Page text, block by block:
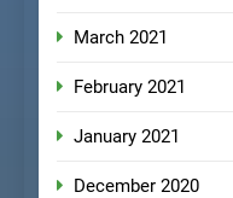
March 2021
February 2021
January 2021
December 2020